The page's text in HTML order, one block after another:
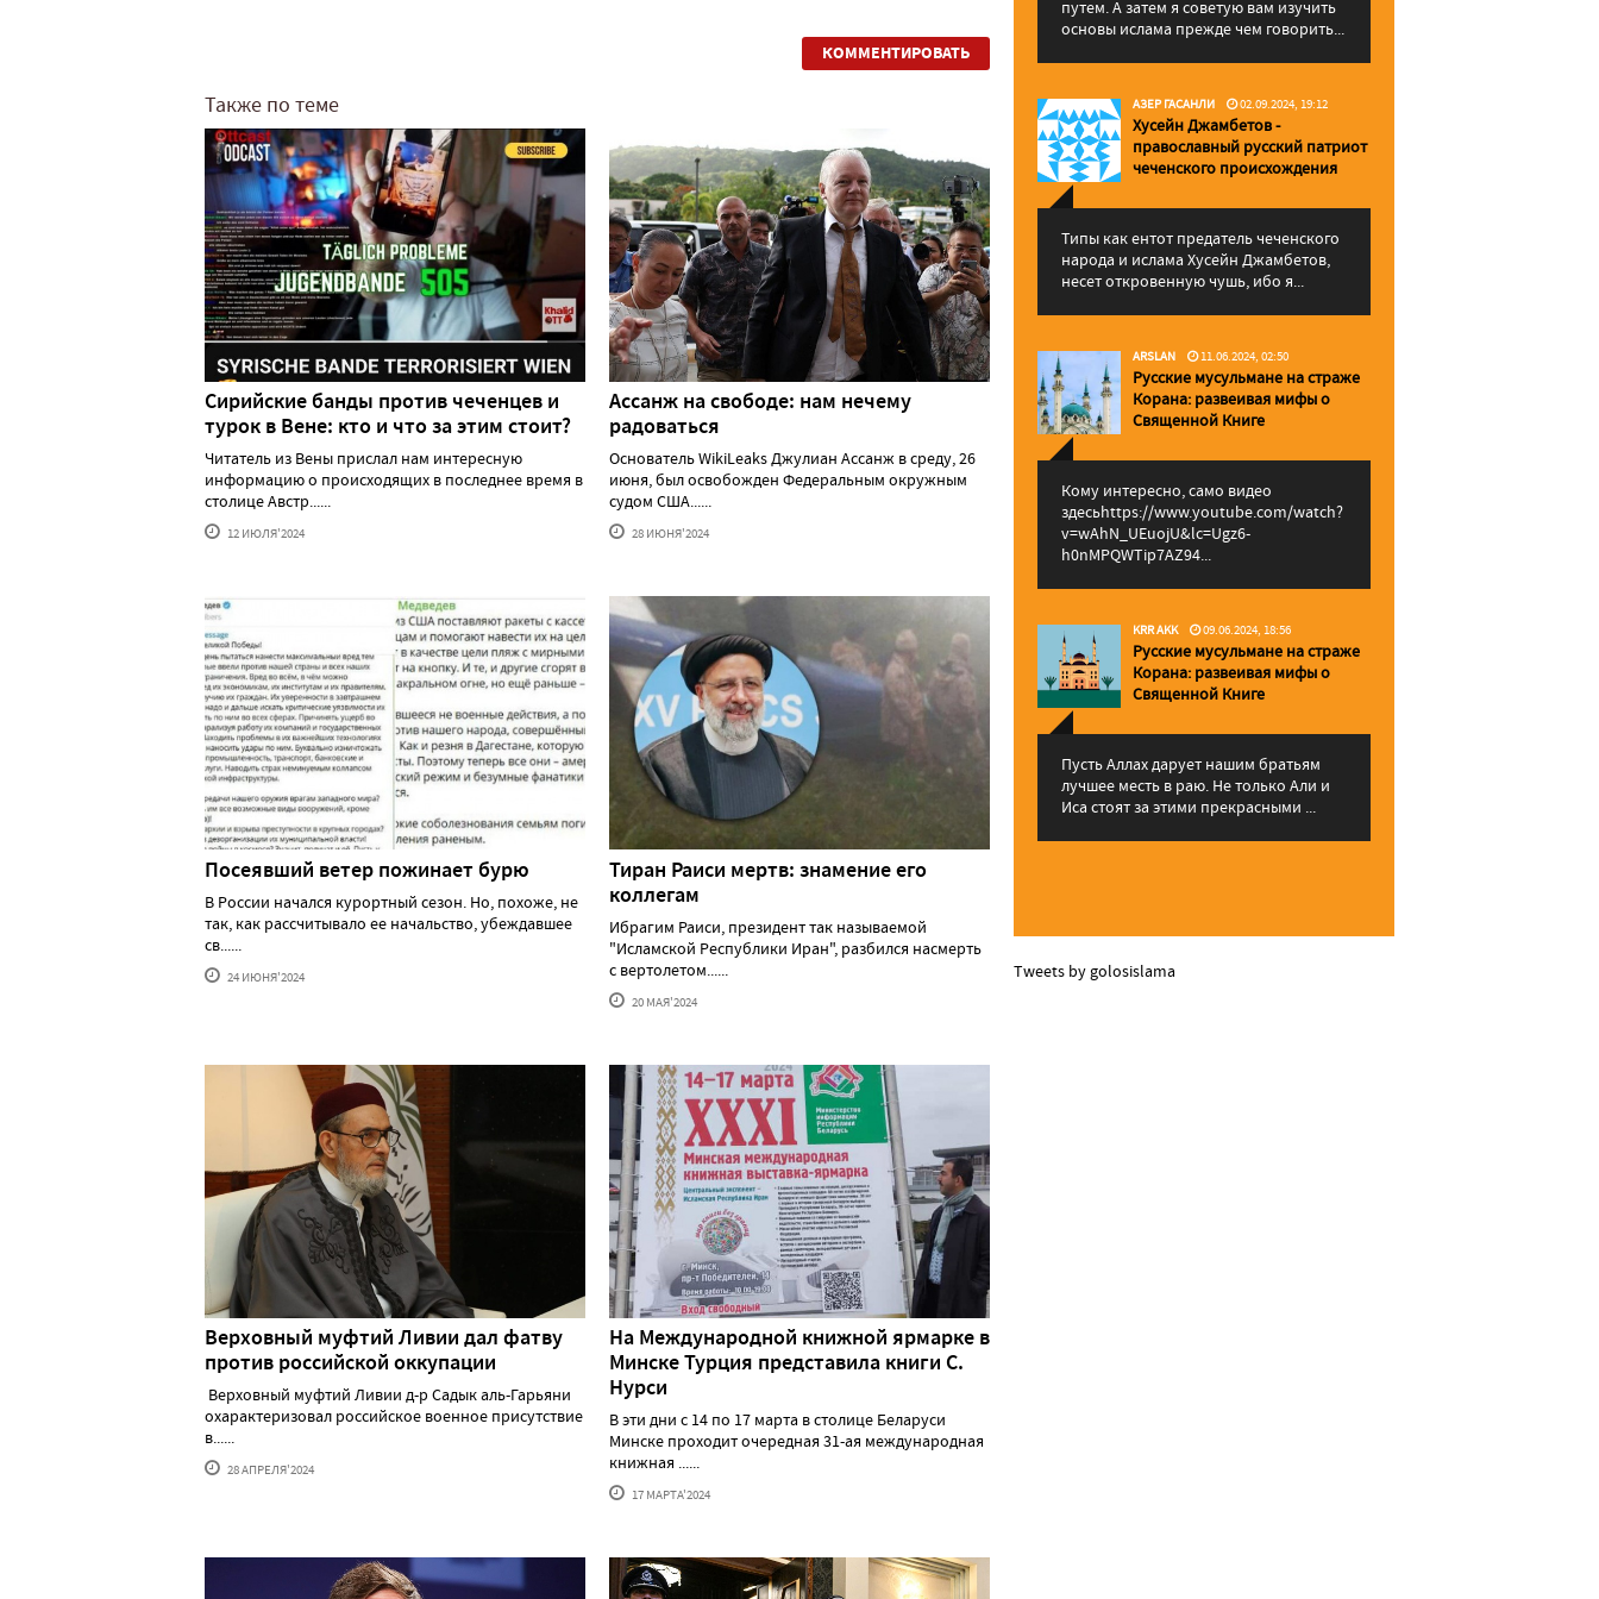
КОММЕНТИРОВАТЬ
Также по теме
Сирийские банды против чеченцев и
турок в Вене: кто и что за этим стоит?
Читатель из Вены прислал нам интересную
информацию о происходящих в последнее время в
столице Австр......
12 ИЮЛЯ'2024
Ассанж на свободе: нам нечему
радоваться
Основатель WikiLeaks Джулиан Ассанж в среду, 26
июня, был освобожден Федеральным окружным
судом США......
28 ИЮНЯ'2024
Посеявший ветер пожинает бурю
В России начался курортный сезон. Но, похоже, не
так, как рассчитывало ее начальство, убеждавшее
св......
24 ИЮНЯ'2024
Тиран Раиси мертв: знамение его
коллегам
Ибрагим Раиси, президент так называемой
"Исламской Республики Иран", разбился насмерть
с вертолетом......
20 МАЯ'2024
Верховный муфтий Ливии дал фатву
против российской оккупации
Верховный муфтий Ливии д-р Садык аль-Гарьяни
охарактеризовал российское военное присутствие
в......
28 АПРЕЛЯ'2024
На Международной книжной ярмарке в
Минске Турция представила книги С.
Нурси
В эти дни с 14 по 17 марта в столице Беларуси
Минске проходит очередная 31-ая международная
книжная ......
17 МАРТА'2024
путем. А затем я советую вам изучить
основы ислама прежде чем говорить...
АЗЕР ГАСАНЛИ 02.09.2024, 19:12
Хусейн Джамбетов -
православный русский патриот
чеченского происхождения
Типы как ентот предатель чеченского
народа и ислама Хусейн Джамбетов,
несет откровенную чушь, ибо я...
ARSLAN 11.06.2024, 02:50
Русские мусульмане на страже
Корана: pазвеивая мифы о
Священной Книге
Кому интересно, само видео
здесьhttps://www.youtube.com/watch?
v=wAhN_UEuojU&lc=Ugz6-
h0nMPQWTip7AZ94...
KRR AKK 09.06.2024, 18:56
Русские мусульмане на страже
Корана: pазвеивая мифы о
Священной Книге
Пусть Аллах дарует нашим братьям
лучшее месть в раю. Не только Али и
Иса стоят за этими прекрасными ...
Tweets by golosislama